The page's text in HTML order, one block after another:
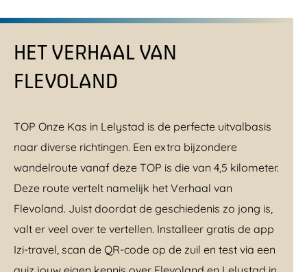
HET VERHAAL VAN
FLEVOLAND
TOP Onze Kas in Lelystad is de perfecte uitvalbasis
naar diverse richtingen. Een extra bijzondere
wandelroute vanaf deze TOP is die van 4,5 kilometer.
Deze route vertelt namelijk het Verhaal van
Flevoland. Juist doordat de geschiedenis zo jong is,
valt er veel over te vertellen. Installeer gratis de app
Izi-travel, scan de QR-code op de zuil en test via een